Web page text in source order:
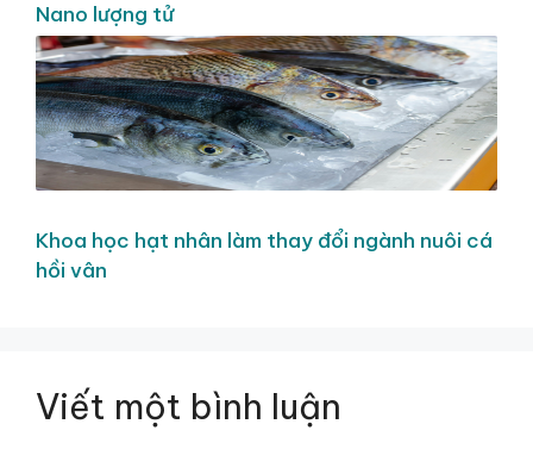
Nano lượng tử
Khoa học hạt nhân làm thay đổi ngành nuôi cá
hồi vân
Viết một bình luận